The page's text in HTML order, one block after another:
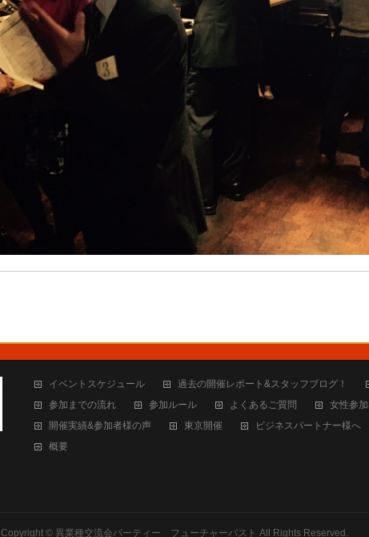
イベントスケジュール 過去の開催レポート&スタッフブログ！
参加までの流れ
参加ルール よくあるご質問
女性参
開催実績&参加者様の声
東京開催 ビジネスパートナー様へ
概要
Copyright © 異業種交流会パーティー フューチャーパスト All Rights Reserved.